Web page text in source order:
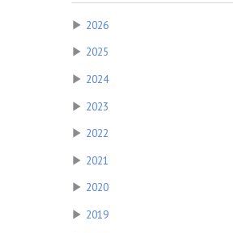
▶ 2026
▶ 2025
▶ 2024
▶ 2023
▶ 2022
▶ 2021
▶ 2020
▶ 2019